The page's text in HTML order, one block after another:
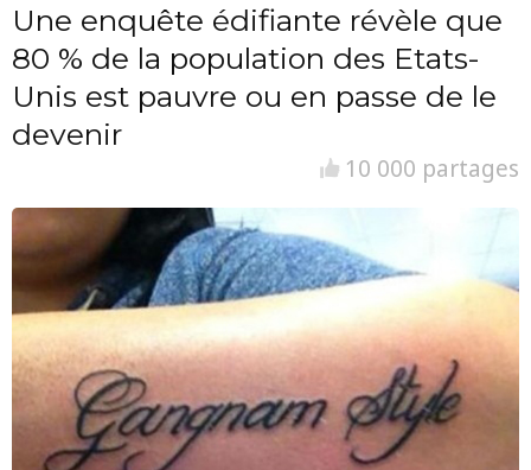
Une enquête édifiante révèle que
80 % de la population des Etats-
Unis est pauvre ou en passe de le
devenir
10 000 partages